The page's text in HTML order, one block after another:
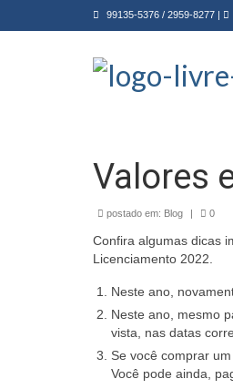
99135-5376 / 2959-8277 |
Valores
postado em: Blog | 0
Confira algumas dicas
Licenciamento 2022.
Neste ano,
Neste ano, mesmo
vista, nas datas
Se você comprar
Você pode ainda,